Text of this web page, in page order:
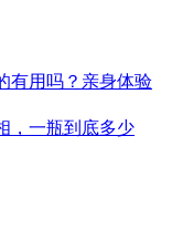
有用吗？亲身体验
，一瓶到底多少